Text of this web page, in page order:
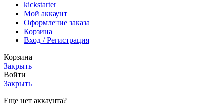
kickstarter
Мой аккаунт
Оформление заказа
Корзина
Вход / Регистрация
Корзина
Закрыть
Войти
Закрыть
Еще нет аккаунта?